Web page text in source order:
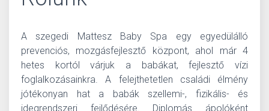
A szegedi Mattesz Baby Spa egy egyedülálló
prevenciós, mozgásfejlesztő központ, ahol már 4
hetes kortól várjuk a babákat, fejlesztő vízi
foglalkozásainkra. A felejthetetlen családi élmény
jótékonyan hat a babák szellemi-, fizikális- és
idegrendszeri fejlődésére. Diplomás ápolóként